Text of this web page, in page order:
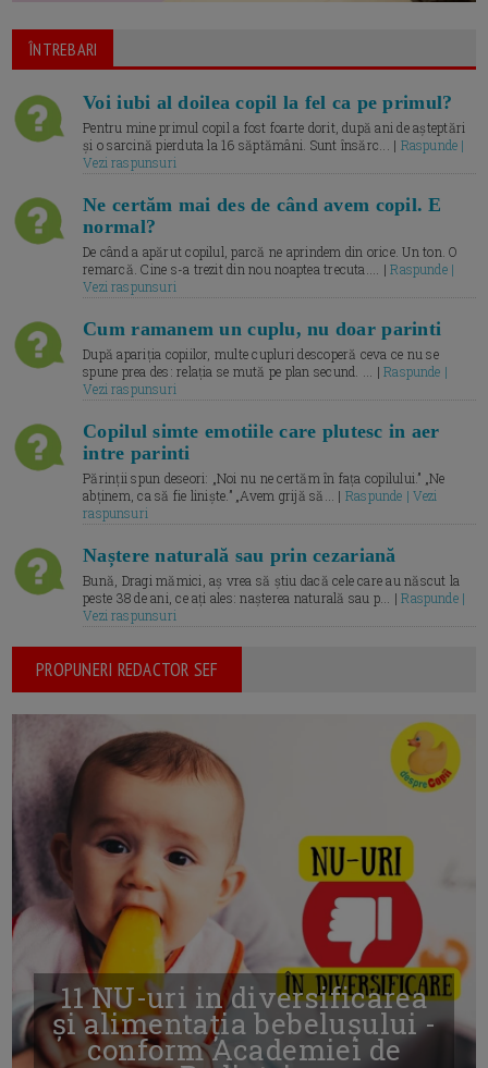
ÎNTREBARI
Voi iubi al doilea copil la fel ca pe primul?
Pentru mine primul copil a fost foarte dorit, după ani de așteptări
și o sarcină pierduta la 16 săptămâni. Sunt însărc... | Raspunde |
Vezi raspunsuri
Ne certăm mai des de când avem copil. E
normal?
De când a apărut copilul, parcă ne aprindem din orice. Un ton. O
remarcă. Cine s-a trezit din nou noaptea trecuta.... |Raspunde |
Vezi raspunsuri
Cum ramanem un cuplu, nu doar parinti
După apariția copiilor, multe cupluri descoperă ceva ce nu se
spune prea des: relația se mută pe plan secund. ... |Raspunde |
Vezi raspunsuri
Copilul simte emotiile care plutesc in aer
intre parinti
Părinții spun deseori: „Noi nu ne certăm în fața copilului.” „Ne
abținem, ca să fie liniște.” „Avem grijă să... | Raspunde | Vezi
raspunsuri
Naștere naturală sau prin cezariană
Bună, Dragi mămici, aș vrea să știu dacă cele care au născut la
peste 38 de ani, ce ați ales: nașterea naturală sau p... |Raspunde |
Vezi raspunsuri
PROPUNERI REDACTOR SEF
11 NU-uri in diversificarea
și alimentația bebelușului -
conform Academiei de